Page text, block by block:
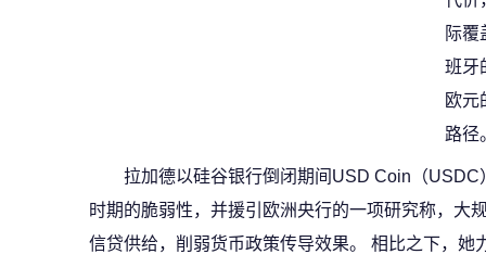
际覆
班牙
欧元
路径
拉加德以硅谷银行倒闭期间USD Coin（
时期的脆弱性，并援引欧洲央行的一项研究称，大
信贷供给，削弱货币政策传导效果。 相比之下，她